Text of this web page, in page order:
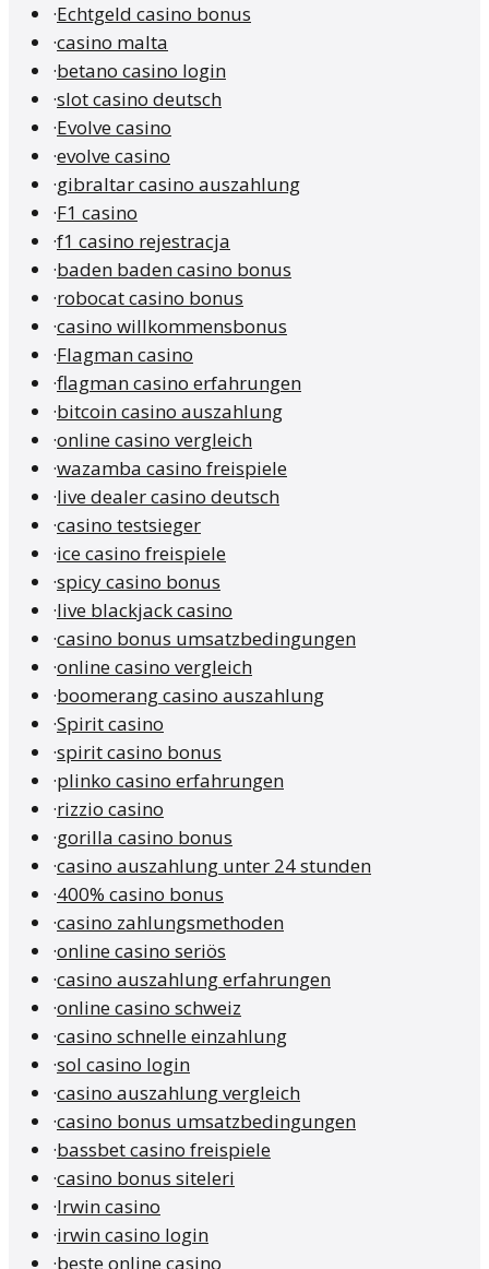
·Echtgeld casino bonus
·casino malta
·betano casino login
·slot casino deutsch
·Evolve casino
·evolve casino
·gibraltar casino auszahlung
·F1 casino
·f1 casino rejestracja
·baden baden casino bonus
·robocat casino bonus
·casino willkommensbonus
·Flagman casino
·flagman casino erfahrungen
·bitcoin casino auszahlung
·online casino vergleich
·wazamba casino freispiele
·live dealer casino deutsch
·casino testsieger
·ice casino freispiele
·spicy casino bonus
·live blackjack casino
·casino bonus umsatzbedingungen
·online casino vergleich
·boomerang casino auszahlung
·Spirit casino
·spirit casino bonus
·plinko casino erfahrungen
·rizzio casino
·gorilla casino bonus
·casino auszahlung unter 24 stunden
·400% casino bonus
·casino zahlungsmethoden
·online casino seriös
·casino auszahlung erfahrungen
·online casino schweiz
·casino schnelle einzahlung
·sol casino login
·casino auszahlung vergleich
·casino bonus umsatzbedingungen
·bassbet casino freispiele
·casino bonus siteleri
·Irwin casino
·irwin casino login
·beste online casino